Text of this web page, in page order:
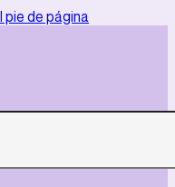
pie de página